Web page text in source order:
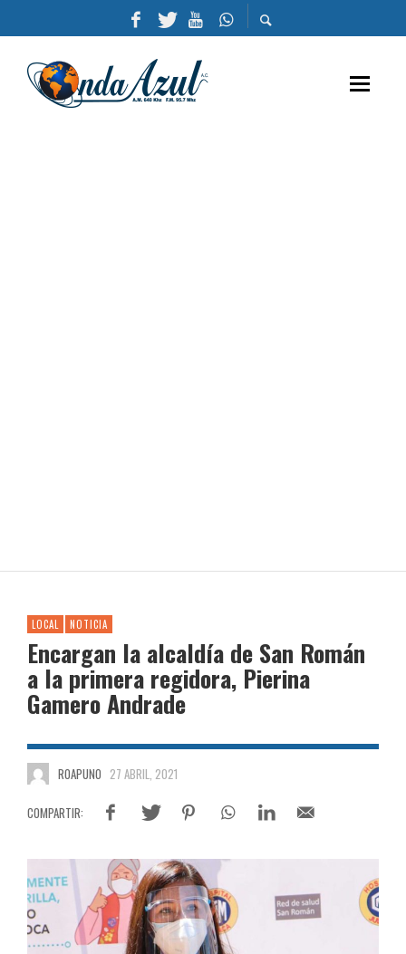
LOCAL NOTICIA
Encargan la alcaldía de San Román
a la primera regidora, Pierina
Gamero Andrade
ROAPUNO 27 ABRIL, 2021